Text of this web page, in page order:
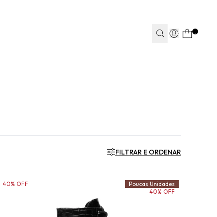
FILTRAR E ORDENAR
40% OFF
Poucas Unidades
40% OFF